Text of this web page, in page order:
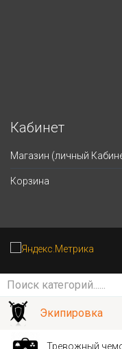
Кабинет
Магазин (личный
Корзина
Экипировка
Тревожный